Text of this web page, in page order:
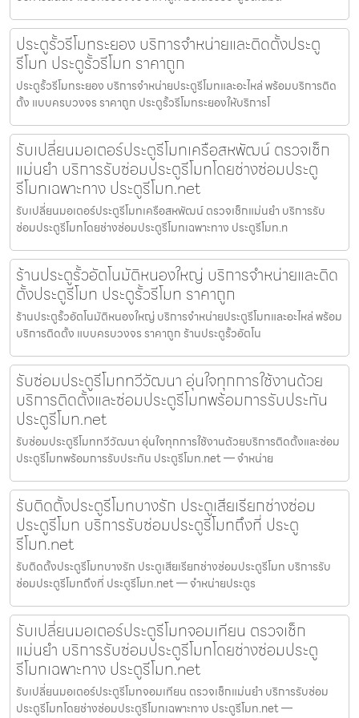
ประตูรั้วรีโมทระยอง บริการจำหน่ายและติดตั้งประตู
รีโมท ประตูรั้วรีโมท ราคาถูก
ประตูรั้วรีโมทระยอง บริการจำหน่ายประตูรีโมทและอะไหล่ พร้อมบริการติด
ตั้ง แบบครบวงจร ราคาถูก ประตูรั้วรีโมทระยองให้บริการโ
รับเปลี่ยนมอเตอร์ประตูรีโมทเครือสหพัฒน์ ตรวจเช็ก
แม่นยำ บริการรับซ่อมประตูรีโมทโดยช่างซ่อมประตู
รีโมทเฉพาะทาง ประตูรีโมท.net
รับเปลี่ยนมอเตอร์ประตูรีโมทเครือสหพัฒน์ ตรวจเช็กแม่นยำ บริการรับ
ซ่อมประตูรีโมทโดยช่างซ่อมประตูรีโมทเฉพาะทาง ประตูรีโมท.n
ร้านประตูรั้วอัตโนมัติหนองใหญ่ บริการจำหน่ายและติด
ตั้งประตูรีโมท ประตูรั้วรีโมท ราคาถูก
ร้านประตูรั้วอัตโนมัติหนองใหญ่ บริการจำหน่ายประตูรีโมทและอะไหล่ พร้อม
บริการติดตั้ง แบบครบวงจร ราคาถูก ร้านประตูรั้วอัตโน
รับซ่อมประตูรีโมททวีวัฒนา อุ่นใจทุกการใช้งานด้วย
บริการติดตั้งและซ่อมประตูรีโมทพร้อมการรับประกัน
ประตูรีโมท.net
รับซ่อมประตูรีโมททวีวัฒนา อุ่นใจทุกการใช้งานด้วยบริการติดตั้งและซ่อม
ประตูรีโมทพร้อมการรับประกัน ประตูรีโมท.net — จำหน่าย
รับติดตั้งประตูรีโมทบางรัก ประตูเสียเรียกช่างซ่อม
ประตูรีโมท บริการรับซ่อมประตูรีโมทถึงที่ ประตู
รีโมท.net
รับติดตั้งประตูรีโมทบางรัก ประตูเสียเรียกช่างซ่อมประตูรีโมท บริการรับ
ซ่อมประตูรีโมทถึงที่ ประตูรีโมท.net — จำหน่ายประตูร
รับเปลี่ยนมอเตอร์ประตูรีโมทจอมเทียน ตรวจเช็ก
แม่นยำ บริการรับซ่อมประตูรีโมทโดยช่างซ่อมประตู
รีโมทเฉพาะทาง ประตูรีโมท.net
รับเปลี่ยนมอเตอร์ประตูรีโมทจอมเทียน ตรวจเช็กแม่นยำ บริการรับซ่อม
ประตูรีโมทโดยช่างซ่อมประตูรีโมทเฉพาะทาง ประตูรีโมท.net —